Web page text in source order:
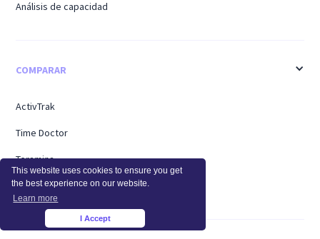
This website uses cookies to ensure you get
the best experience on our website.
Learn more
I Accept
Análisis de capacidad
COMPARAR
ActivTrak
Time Doctor
Teramina
Personal del centro